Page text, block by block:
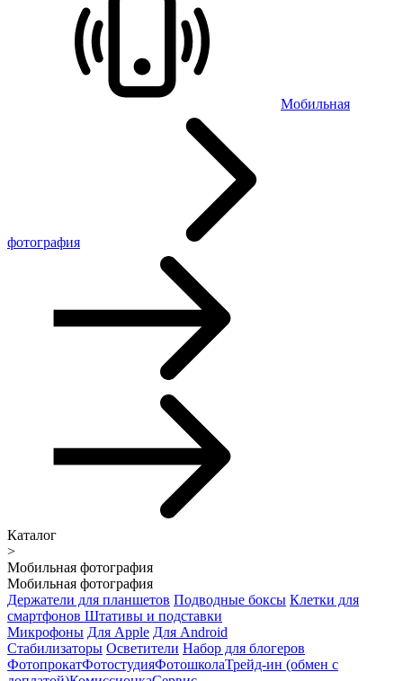
Мобильная
фотография
Каталог
>
Мобильная фотография
Мобильная фотография
Держатели для планшетов Подводные боксы Клетки для
смартфонов Штативы и подставки
Микрофоны Для Apple Для Android
Стабилизаторы Осветители Набор для блогеров
ФотопрокатФотостудияФотошколаТрейд-ин (обмен с